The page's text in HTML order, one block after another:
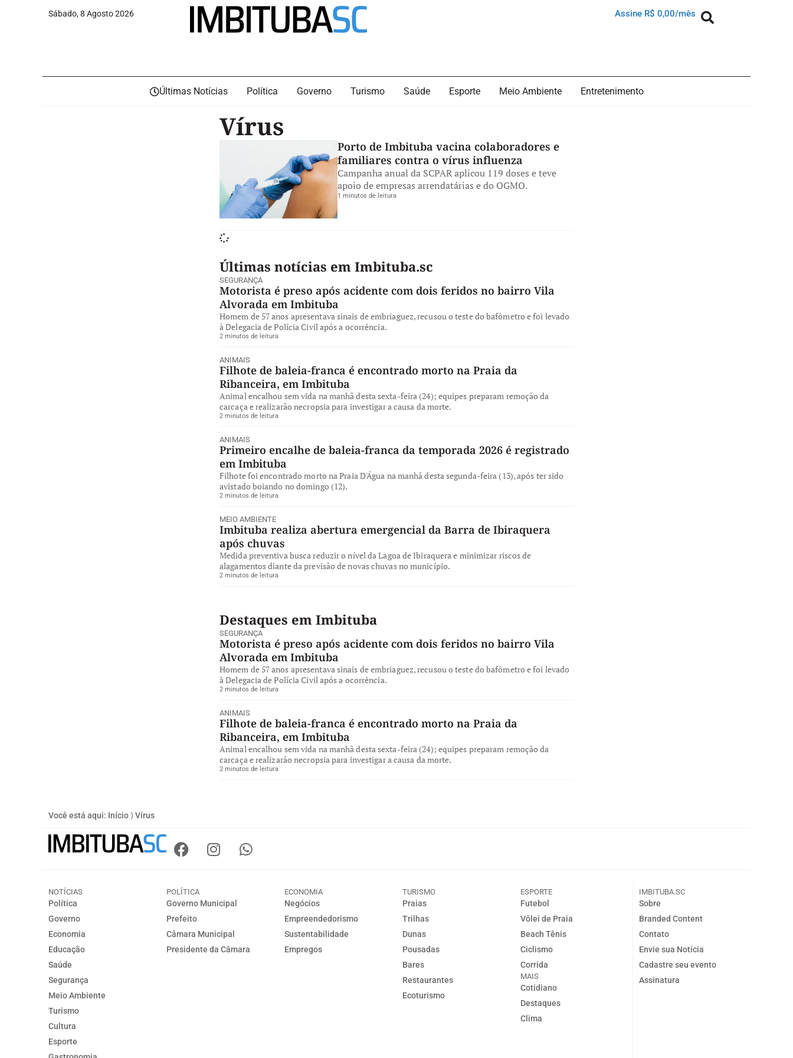
Sábado, 8 Agosto 2026 Assine R$ 0,00/mês
Últimas Notícias Política Governo Turismo Saúde Esporte Meio Ambiente Entretenimento
Vírus
Porto de Imbituba vacina colaboradores e
familiares contra o vírus influenza
Campanha anual da SCPAR aplicou 119 doses e teve
apoio de empresas arrendatárias e do OGMO.
1 minutos de leitura
Últimas notícias em Imbituba.sc
SEGURANÇA
Motorista é preso após acidente com dois feridos no bairro Vila
Alvorada em Imbituba
Homem de 57 anos apresentava sinais de embriaguez, recusou o teste do bafômetro e foi levado
à Delegacia de Polícia Civil após a ocorrência.
2 minutos de leitura
ANIMAIS
Filhote de baleia-franca é encontrado morto na Praia da
Ribanceira, em Imbituba
Animal encalhou sem vida na manhã desta sexta-feira (24); equipes preparam remoção da
carcaça e realizarão necropsia para investigar a causa da morte.
2 minutos de leitura
ANIMAIS
Primeiro encalhe de baleia-franca da temporada 2026 é registrado
em Imbituba
Filhote foi encontrado morto na Praia D'Água na manhã desta segunda-feira (13), após ter sido
avistado boiando no domingo (12).
2 minutos de leitura
MEIO AMBIENTE
Imbituba realiza abertura emergencial da Barra de Ibiraquera
após chuvas
Medida preventiva busca reduzir o nível da Lagoa de Ibiraquera e minimizar riscos de
alagamentos diante da previsão de novas chuvas no município.
2 minutos de leitura
Destaques em Imbituba
SEGURANÇA
Motorista é preso após acidente com dois feridos no bairro Vila
Alvorada em Imbituba
Homem de 57 anos apresentava sinais de embriaguez, recusou o teste do bafômetro e foi levado
à Delegacia de Polícia Civil após a ocorrência.
2 minutos de leitura
ANIMAIS
Filhote de baleia-franca é encontrado morto na Praia da
Ribanceira, em Imbituba
Animal encalhou sem vida na manhã desta sexta-feira (24); equipes preparam remoção da
carcaça e realizarão necropsia para investigar a causa da morte.
2 minutos de leitura
Você está aqui: Início ⟩ Vírus
NOTÍCIAS
Política
Governo
Economia
Educação
Saúde
Segurança
Meio Ambiente
Turismo
Cultura
Esporte
POLÍTICA
Governo Municipal
Prefeito
Câmara Municipal
Presidente da Câmara
ECONOMIA
Negócios
Empreendedorismo
Sustentabilidade
Empregos
TURISMO
Praias
Trilhas
Dunas
Pousadas
Bares
Restaurantes
Ecoturismo
ESPORTE
Futebol
Vôlei de Praia
Beach Tênis
Ciclismo
Corrida
MAIS
Cotidiano
Destaques
Clima
IMBITUBA.SC
Sobre
Branded Content
Contato
Envie sua Notícia
Cadastre seu evento
Assinatura